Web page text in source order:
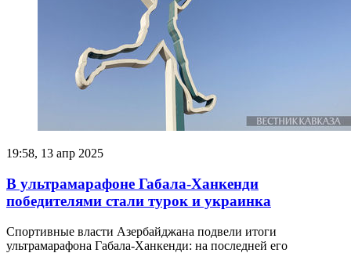
19:58, 13 апр 2025
В ультрамарафоне Габала-Ханкенди
победителями стали турок и украинка
Спортивные власти Азербайджана подвели итоги
ультрамарафона Габала-Ханкенди: на последней его